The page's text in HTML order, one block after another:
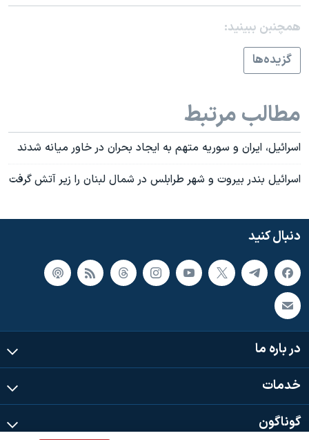
همچنبن ببینید:
گزيده‌ها
مطالب مرتبط
اسرائيل، ايران و سوريه متهم به ايجاد بحران در خاور ميانه شدند
اسرائيل بندر بيروت و شهر طرابلس در شمال لبنان را زير آتش گرفت
دنبال کنید
در باره ما
خدمات
گوناگون